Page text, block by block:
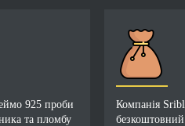
925 проби
та пломбу
Компанія